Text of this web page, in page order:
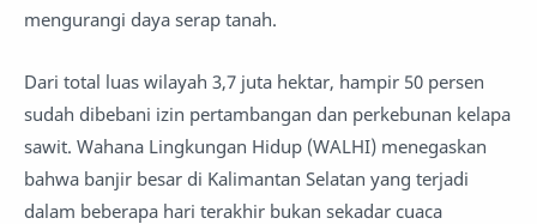
mengurangi daya serap tanah.
Dari total luas wilayah 3,7 juta hektar, hampir 50 persen
sudah dibebani izin pertambangan dan perkebunan kelapa
sawit. Wahana Lingkungan Hidup (WALHI) menegaskan
bahwa banjir besar di Kalimantan Selatan yang terjadi
dalam beberapa hari terakhir bukan sekadar cuaca